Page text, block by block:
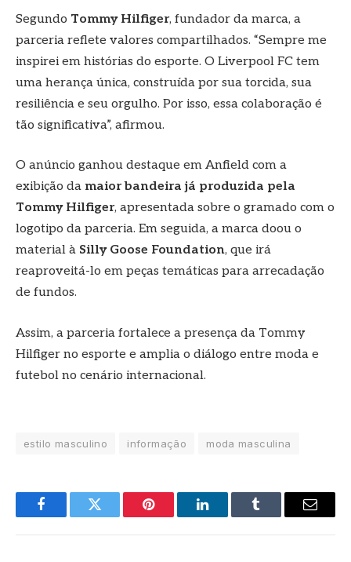
Segundo Tommy Hilfiger, fundador da marca, a
parceria reflete valores compartilhados. “Sempre me
inspirei em histórias do esporte. O Liverpool FC tem
uma herança única, construída por sua torcida, sua
resiliência e seu orgulho. Por isso, essa colaboração é
tão significativa”, afirmou.
O anúncio ganhou destaque em Anfield com a
exibição da maior bandeira já produzida pela
Tommy Hilfiger, apresentada sobre o gramado com o
logotipo da parceria. Em seguida, a marca doou o
material à Silly Goose Foundation, que irá
reaproveitá-lo em peças temáticas para arrecadação
de fundos.
Assim, a parceria fortalece a presença da Tommy
Hilfiger no esporte e amplia o diálogo entre moda e
futebol no cenário internacional.
estilo masculino informação moda masculina
FacebookTwitter Pinterest LinkedInTumblr
E-